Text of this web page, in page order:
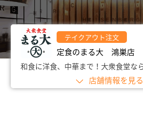
テイクアウト注文
定食のまる大 鴻巣店
店舗情報を見る